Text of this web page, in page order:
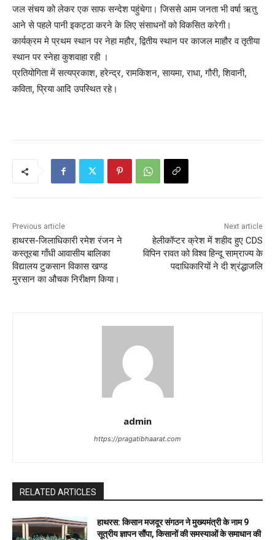
जल संचय को लेकर एक साफ सन्देश पहुंचेगा। जिससे आम जनता भी वर्षा ऋतु
आने से पहले पानी इकट्ठा करने के लिए संसाधनों को विकसित करेगी।
कार्यक्रम मे प्रथम स्थान पर नेहा महौर, द्वितीय स्थान पर काजल माहौर व तृतीया
स्थान पर स्नेहा कुशवाहा रही ।
प्रतियोगिता में सत्यप्रकाश, हरेन्द्र, रामकिशन, सायमा, राधा, गौरी, शिवानी,
कविता, प्रिया आदि उपस्थित रहे।
Previous article
हाथरस-जिलाधिकारी रमेश रंजन ने
कस्तूरबा गाँधी आवासीय बालिका
विद्यालय टुकसान विकास खण्ड
मुरसान का औचक निरीक्षण किया।
Next article
हेलीकॉप्टर क्रेश में शहीद हुए CDS
विपिन रावत को विश्व हिन्दू साम्राज्य के
पदाधिकारियों ने दी श्रंद्धाजलि
admin
https://pragatibhaarat.com
RELATED ARTICLES
हाथरस: किसान मजदूर संगठन ने मुख्यमंत्री के नाम 9
सूत्रीय ज्ञापन सौंपा, किसानों की समस्याओं के समाधान की